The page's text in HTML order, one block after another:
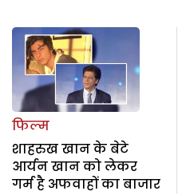
फिल्म
शाहरुख खान के बेटे
आर्यन खान को लेकर
गर्म है अफवाहों का बाजार